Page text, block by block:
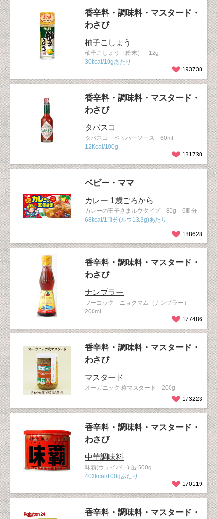
香辛料・調味料・マスタード・
わさび
柚子こしょう
柚子こしょう（粉末） 12g
30kcal/10gあたり
193738
香辛料・調味料・マスタード・
わさび
タバスコ
タバスコ ペッパーソース 60ml
12Kcal/100g
191730
ベビー・ママ
カレー 1歳ごろから
カレーの王子さまルウタイプ 80g 6皿分
68kcal/1皿分(ルウ13.3g)あたり
188628
香辛料・調味料・マスタード・
わさび
ナンプラー
フーコック ニョクマム（ナンプラー）
200ml
177486
香辛料・調味料・マスタード・
わさび
マスタード
オーガニック 粒マスタード 200g
173223
香辛料・調味料・マスタード・
わさび
中華調味料
味覇(ウェイパー) 缶 500g
403kcal/100gあたり
170119
香辛料・調味料・マスタード・